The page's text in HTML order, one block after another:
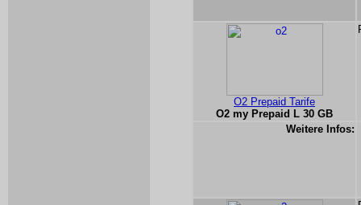
O2 Prepaid Tarife
O2 my Prepaid L 30 GB
Weitere Infos: